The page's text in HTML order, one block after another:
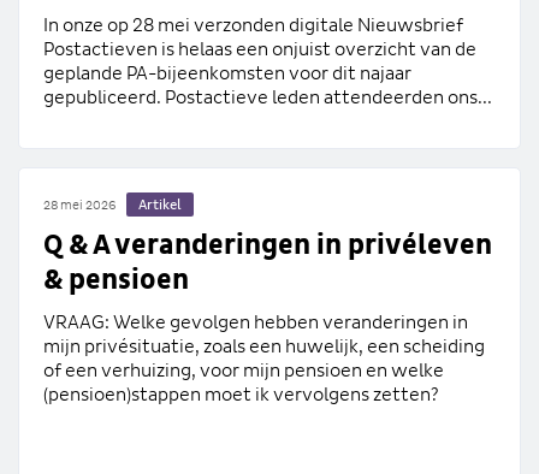
In onze op 28 mei verzonden digitale Nieuwsbrief
Postactieven is helaas een onjuist overzicht van de
geplande PA-bijeenkomsten voor dit najaar
gepubliceerd. Postactieve leden attendeerden ons...
28 mei 2026 Artikel
Q & A veranderingen in privéleven
& pensioen
VRAAG: Welke gevolgen hebben veranderingen in
mijn privésituatie, zoals een huwelijk, een scheiding
of een verhuizing, voor mijn pensioen en welke
(pensioen)stappen moet ik vervolgens zetten?